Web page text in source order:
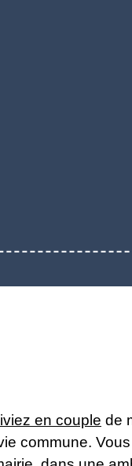
en couple de
commune.